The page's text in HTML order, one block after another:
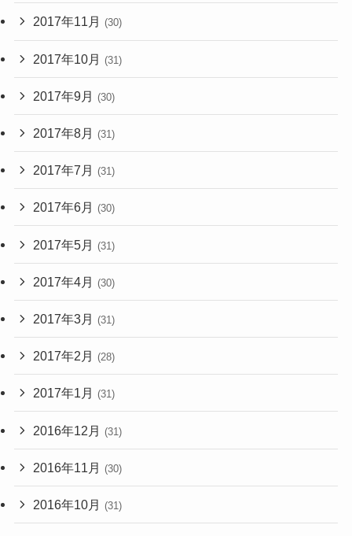
2017年11月 (30)
2017年10月 (31)
2017年9月 (30)
2017年8月 (31)
2017年7月 (31)
2017年6月 (30)
2017年5月 (31)
2017年4月 (30)
2017年3月 (31)
2017年2月 (28)
2017年1月 (31)
2016年12月 (31)
2016年11月 (30)
2016年10月 (31)